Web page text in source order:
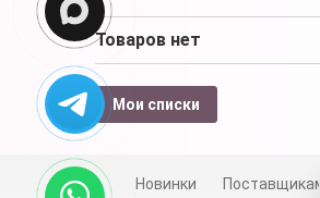
Товаров нет
Мои списки
Новинки Поставщикам